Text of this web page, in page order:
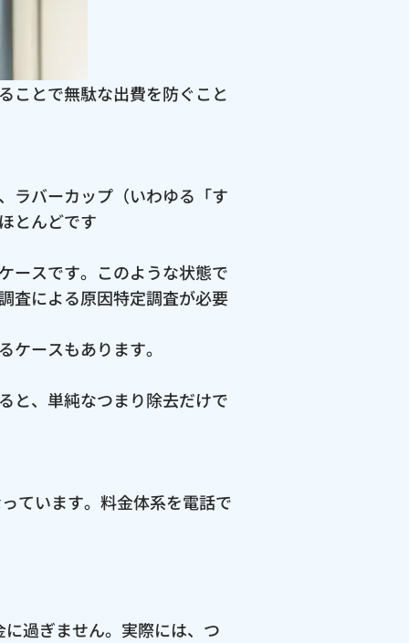
ことで無駄な出費を防ぐこと
ラバーカップ（いわゆる「す
とんどです
ースです。このような状態で
査による原因特定調査が必要
ースもあります。
と、単純なつまり除去だけで
ています。料金体系を電話で
過ぎません。実際には、つ